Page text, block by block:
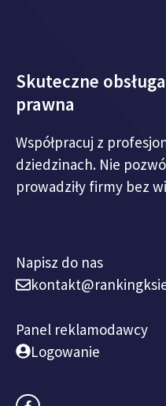
Skuteczne
prawna
Współpracuj z
dziedzinach. Nie
prowadziły firmy bez
Napisz do nas
Panel reklamodawcy
Logowanie